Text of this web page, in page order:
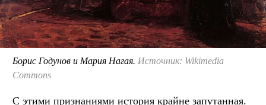
Борис Годунов и Мария Нагая. Источник: Wikimedia
Commons
С этими признаниями история крайне запутанная.